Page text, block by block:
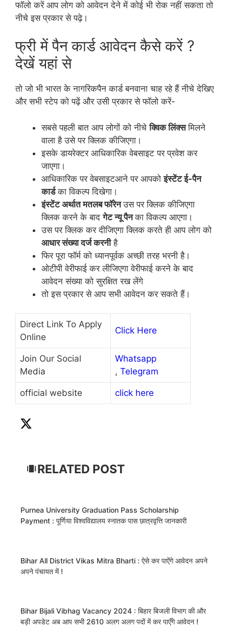
फॉलो करें आप लोग को आवेदन देने में कोई भी रोक नहीं सकता तो
नीचे इस प्रकार से पढ़े।
फ्री में पैन कार्ड आवेदन कैसे करें ?
देखें यहां से
तो जो भी भारत के नागरिकपैन कार्ड बनवाना चाह रहे हैं नीचे देखिए
और सभी स्टेप को पढ़ें और उसी प्रकार से फॉलो करें-
सबसे पहली बात आप लोगों को नीचेक्विक लिंक्समिलने
वाला है उसे पर क्लिक कीजिएगा।
इसके डायरेक्टर आधिकारिक वेबसाइट पर प्रवेश कर
जाएगा।
आधिकारिक पर वेबसाइटआने पर आपकोइंस्टेंट ई-पैन
कार्डका विकल्प दिखेगा।
इंस्टेंट अर्थात मतलब फॉरेनउस पर क्लिक कीजिएगा
क्लिक करने के बादगेट न्यू पैनका विकल्प आएगा।
उस पर क्लिक कर दीजिएगा क्लिक करते ही आप लोग को
आधार संख्या दर्ज करनीहै
फिर पूरा फॉर्म को ध्यानपूर्वक अच्छी तरह भरनी है।
ओटीपी वेरीफाई कर लीजिएगा वेरीफाई करने के बाद
आवेदन संख्या को सुरक्षित रख लेंगे
तो इस प्रकार से आप सभी आवेदन कर सकते हैं।
Direct Link To Apply
Online
Click Here
Join Our Social
Media
Whatsapp
, Telegram
official website click here
RELATED POST
Purnea University Graduation Pass Scholarship
Payment : पूर्णिया विश्वविद्यालय स्नातक पास छात्रवृत्ति जानकारी
Bihar All District Vikas Mitra Bharti : ऐसे कर पाऐंगे आवेदन अपने
अपने पंचायत में !
Bihar Bijali Vibhag Vacancy 2024 : बिहार बिजली विभाग की और
बड़ी अपडेट अब आप सभी 2610 अलग अलग पदों में कर पाएँगे आवेदन !